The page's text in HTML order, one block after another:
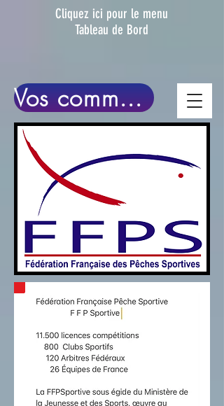
Vos commentaires
Cliquez ici pour le menu
Tableau de Bord